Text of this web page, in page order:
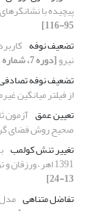
پیچیده با
95-116]
تضعیف نوفه
نیرو[دوره 7، شماره 1، 1392، صفحه 79-88]
تضعیف نوفه
از فیلتر میانگین
تعیین عمق آزمون
صحیح روش فضای
تغییر تنش کولمب
1391 اهر – ورزقان و توزیع مکانی پس‌لرزه‌ها
13-24]
تفاضل متناهی